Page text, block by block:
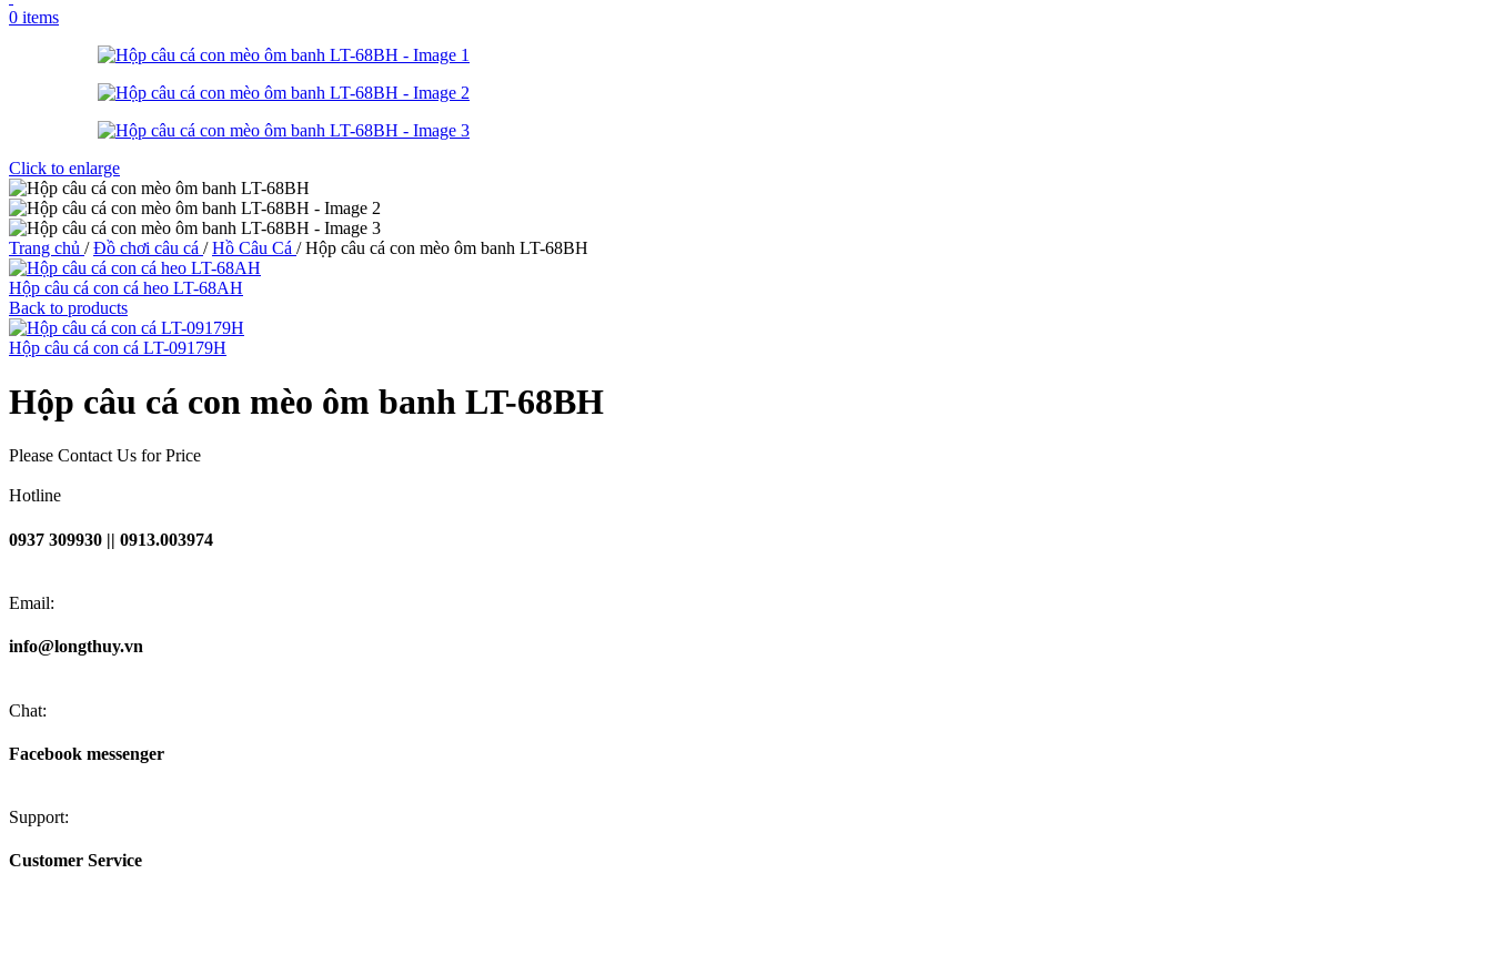
0 items
Click to enlarge
Trang chủ / Đồ chơi câu cá / Hồ Câu Cá / Hộp câu cá con mèo ôm banh LT-68BH
Hộp câu cá con cá heo LT-68AH
Back to products
Hộp câu cá con cá LT-09179H
Hộp câu cá con mèo ôm banh LT-68BH
Please Contact Us for Price
Hotline
0937 309930 || 0913.003974
Email:
info@longthuy.vn
Chat:
Facebook messenger
Support:
Customer Service